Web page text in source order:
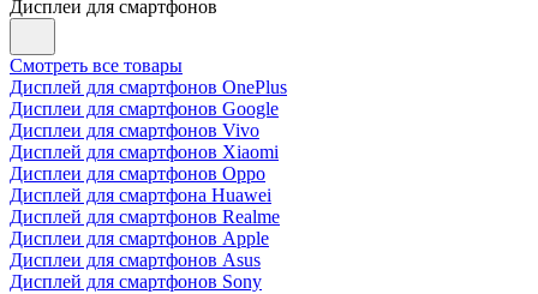
Дисплеи для смартфонов
Смотреть все товары
Дисплей для смартфонов OnePlus
Дисплеи для смартфонов Google
Дисплеи для смартфонов Vivo
Дисплей для смартфонов Xiaomi
Дисплеи для смартфонов Oppo
Дисплей для смартфона Huawei
Дисплей для смартфонов Realme
Дисплеи для смартфонов Apple
Дисплеи для смартфонов Asus
Дисплей для смартфонов Sony